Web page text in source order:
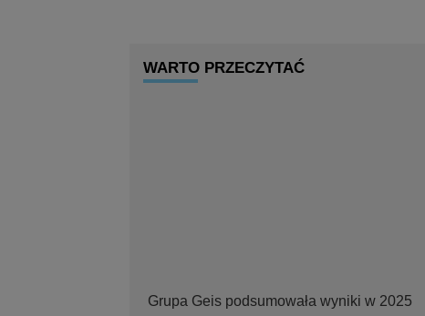
WARTO PRZECZYTAĆ
Grupa Geis podsumowała wyniki w 2025